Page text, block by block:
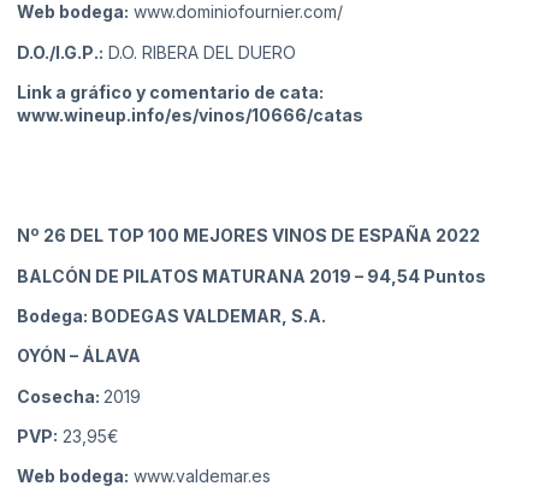
Web bodega: www.dominiofournier.com/
D.O./I.G.P.: D.O. RIBERA DEL DUERO
Link a gráfico y comentario de cata:
www.wineup.info/es/vinos/10666/catas
Nº 26 DEL TOP 100 MEJORES VINOS DE ESPAÑA 2022
BALCÓN DE PILATOS MATURANA 2019 – 94,54 Puntos
Bodega: BODEGAS VALDEMAR, S.A.
OYÓN – ÁLAVA
Cosecha: 2019
PVP: 23,95€
Web bodega: www.valdemar.es